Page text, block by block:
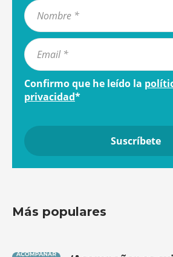
Confirmo que he leído la
privacidad*
Más populares